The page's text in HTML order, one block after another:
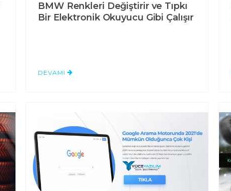
BMW Renkleri Değiştirir ve Tıpkı
Bir Elektronik Okuyucu Gibi Çalışır
DEVAMI